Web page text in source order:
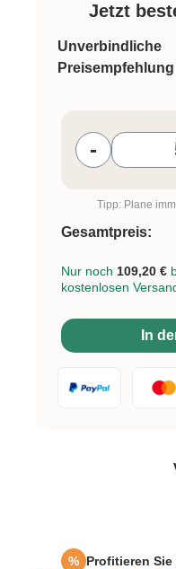
% Profitieren
Jetzt
Unverbindliche
Preisempfehlung
-
Tipp: Plane
Gesamtpreis:
Nur noch 109,20 €
kostenlosen
In